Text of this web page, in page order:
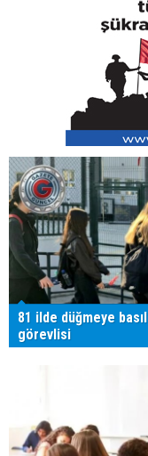
81 ilde düğmeye
görevlisi